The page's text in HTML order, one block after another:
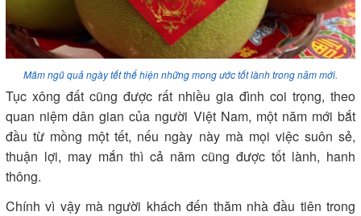
Mâm ngũ quả ngày tết thể hiện những mong ước tốt lành trong năm mới.
Tục xông đất cũng được rất nhiều gia đình coi trọng, theo
quan niệm dân gian của người Việt Nam, một năm mới bắt
đầu từ mồng một tết, nếu ngày này mà mọi việc suôn sẻ,
thuận lợi, may mắn thì cả năm cũng được tốt lành, hanh
thông.
Chính vì vậy mà người khách đến thăm nhà đầu tiên trong